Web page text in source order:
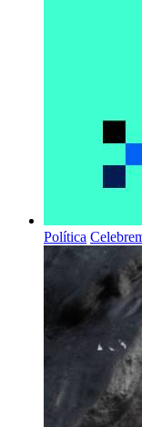
Política